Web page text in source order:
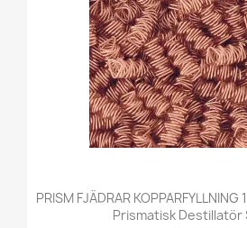
PRISM FJÄDRAR
Prismatisk Destillatör